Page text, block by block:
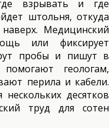
взрывать и где
штольня, откуда
Медицинский
или фиксирует
пробы и пишут в
геологам,
перила и кабели.
десятков
труд для сотен